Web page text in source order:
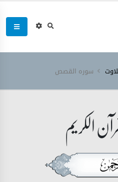
سورہ ‎القصص‎
الکریم